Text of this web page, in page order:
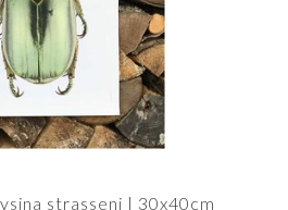
strasseni | 30x40cm